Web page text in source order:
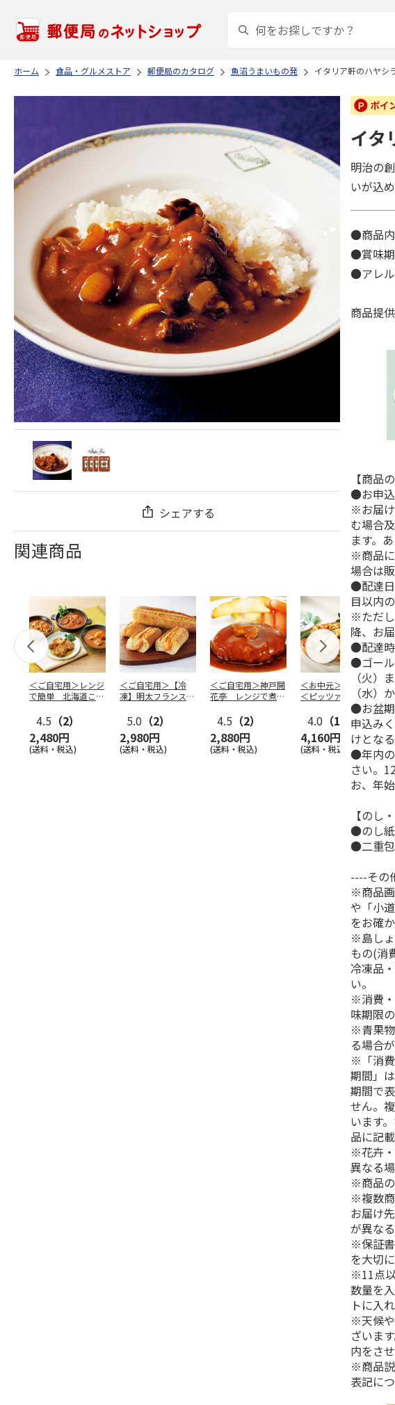
ホーム 食品・グルメストア 郵便局のカタログ 魚沼うまいもの発 イタリア軒のハヤ
シェアする
関連商品
＜ご自宅用＞レンジ
で簡単 北海道こだ
4.5 （2）
2,480円
(送料・税込)
＜ご自宅用＞【冷
凍】明太フランス
5.0 （2）
2,980円
(送料・税込)
＜ご自宅用＞神戸開
花亭 レンジで煮込
4.5 （2）
2,880円
(送料・税込)
＜お中元＞【冷凍】
＜ピッツァ・アル・
ターイオ＞ローマの
四角…
4.0 （1）
4,160円
(送料・税込)
イタ
明治の
いが込
●商品
●賞味
●アレ
商品提
【商品
●お申込
※お届
む場合
ます。
※商品
場合は
●配達日
目以内
※ただ
降、お
●配達時
●ゴール
（火）
（水）
●お盆期
申込み
けとな
●年内の
さい。
お、年
【のし
●のし紙
●二重包
----その
※商品
や「小
をお確
※島し
もの(消
冷凍品
い。
※消費
味期限
※青果
る場合
※「消
期間」
期間で
せん。
います
品に記
※花卉
異なる
※商品の
※複数
お届け
が異な
※保証
を大切
※11点
数量を
トに入
※天候
ざいま
内をさ
※商品
表記に